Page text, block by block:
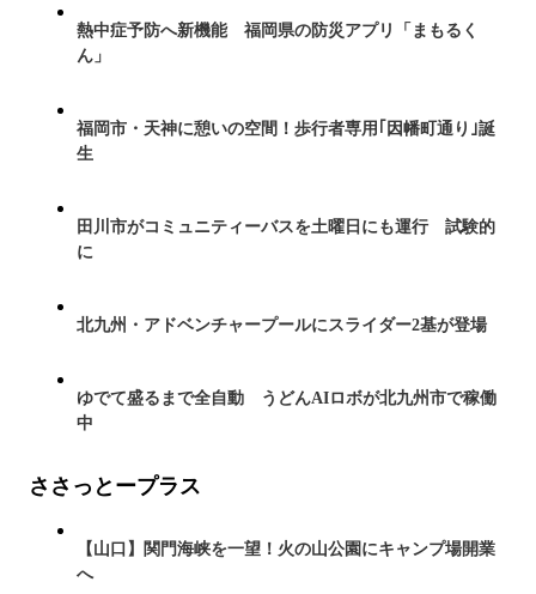
熱中症予防へ新機能 福岡県の防災アプリ「まもるく
ん」
福岡市・天神に憩いの空間！歩行者専用｢因幡町通り｣誕
生
田川市がコミュニティーバスを土曜日にも運行 試験的
に
北九州・アドベンチャープールにスライダー2基が登場
ゆでて盛るまで全自動 うどんAIロボが北九州市で稼働
中
ささっとープラス
【山口】関門海峡を一望！火の山公園にキャンプ場開業
へ